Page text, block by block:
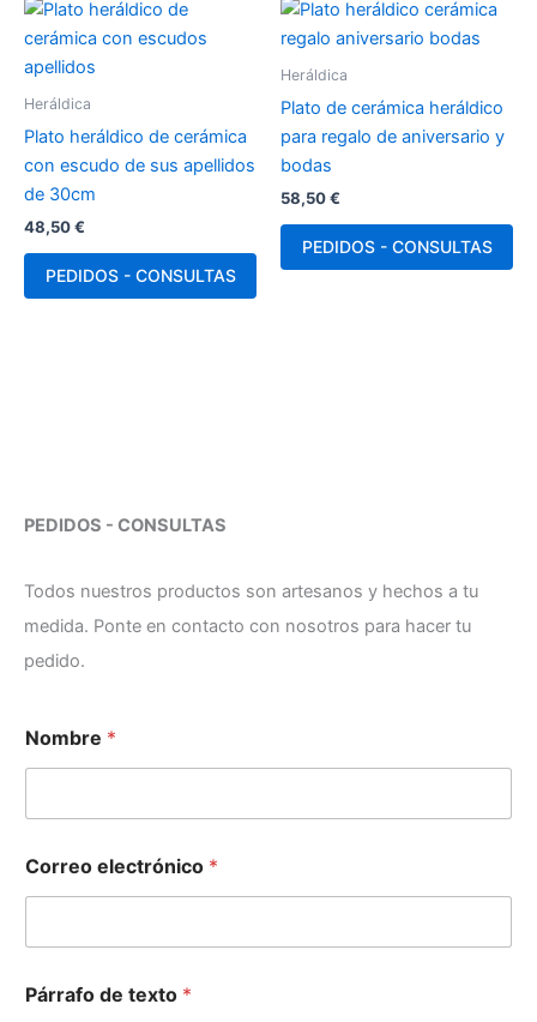
PEDIDOS - CONSULTAS
Todos nuestros productos son artesanos y hechos a tu
medida. Ponte en contacto con nosotros para hacer tu
pedido.
Nombre *
o
m
r
*
*
Correo electrónico *
Párrafo de texto *
Heráldica
Plato heráldico de cerámica
con escudo de sus apellidos
de 30cm
48,50€
PEDIDOS - CONSULTAS
Heráldica
Plato de cerámica heráldico
para regalo de aniversario y
bodas
58,50€
PEDIDOS - CONSULTAS